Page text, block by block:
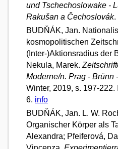
und Tschechoslowake -
Rakušan a Čechoslovák.
BUDŇÁK, Jan.
kosmopolitischen
(Inter-)Aktionsradius der
Nekula, Marek.
Moderne/n. Prag - Brünn
Winter, 2019, s. 197-
6. info
BUDŇÁK, Jan. L. W.
Organischer Körper als
Alexandra; Pfeiferová,